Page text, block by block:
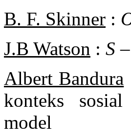
B. F. Skinner :
J.B Watson : S
Albert Bandura
konteks
model